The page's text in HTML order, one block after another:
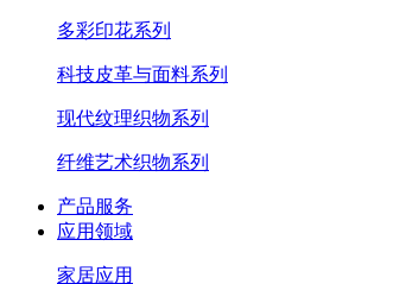
多彩印花系列
科技皮革与面料系列
现代纹理织物系列
纤维艺术织物系列
产品服务
应用领域
家居应用